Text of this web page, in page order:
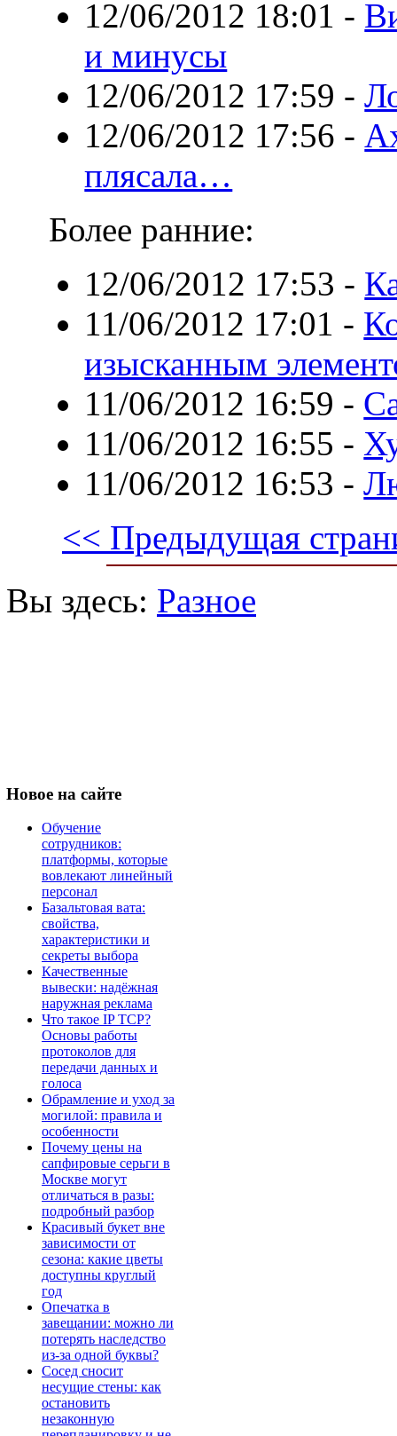
12/06/2012 18:01 -
и минусы
12/06/2012 17:59 -
12/06/2012 17:56 -
плясала…
Более ранние:
12/06/2012 17:53 -
11/06/2012 17:01 -
изысканным
11/06/2012 16:59 -
11/06/2012 16:55 -
11/06/2012 16:53 -
<< Предыдущая
Вы здесь: Разное
Новое на сайте
Обучение
сотрудников:
платформы, которые
вовлекают линейный
персонал
Базальтовая вата:
свойства,
характеристики и
секреты выбора
Качественные
вывески: надёжная
наружная реклама
Что такое IP TCP?
Основы работы
протоколов для
передачи данных и
голоса
Обрамление и уход за
могилой: правила и
особенности
Почему цены на
сапфировые серьги в
Москве могут
отличаться в разы:
подробный разбор
Красивый букет вне
зависимости от
сезона: какие цветы
доступны круглый
год
Опечатка в
завещании: можно ли
потерять наследство
из-за одной буквы?
Сосед сносит
несущие стены: как
остановить
незаконную